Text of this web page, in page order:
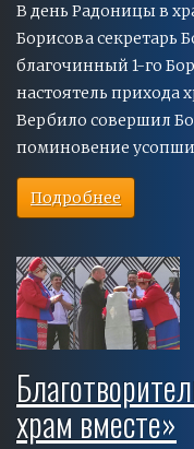
В день Радоницы в
Борисова секретарь
благочинный 1-го
настоятель прихода
Вербило совершил
поминовение
Подробнее
храм вместе»